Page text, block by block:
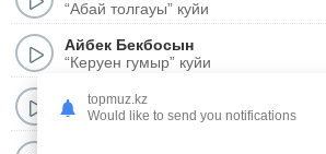
“Абай толгауы” куйи
Айбек Бекбосын
“Керуен гумыр” куйи
Айбек Бекбосын
“Мангилик” куйи
topmuz.kz
Would like to send you notifications